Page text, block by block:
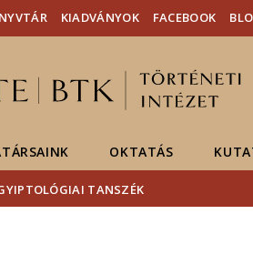
Hírek
ELTE aKIADVÁNYOK FACEBOOK
OKTATÁS
TANSZÉK